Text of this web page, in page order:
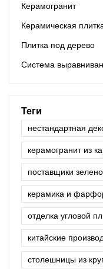
Керамогранит
Керамическая
Плитка под дерево
Система
Теги
нестандартная
керамогранит из
поставщики
керамика и
отделка угловой
китайские
столешницы из